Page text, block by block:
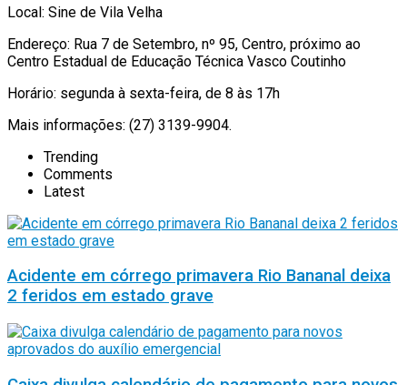
Local: Sine de Vila Velha
Endereço: Rua 7 de Setembro, nº 95, Centro, próximo ao
Centro Estadual de Educação Técnica Vasco Coutinho
Horário: segunda à sexta-feira, de 8 às 17h
Mais informações: (27) 3139-9904.
Trending
Comments
Latest
Acidente em córrego primavera Rio Bananal deixa
2 feridos em estado grave